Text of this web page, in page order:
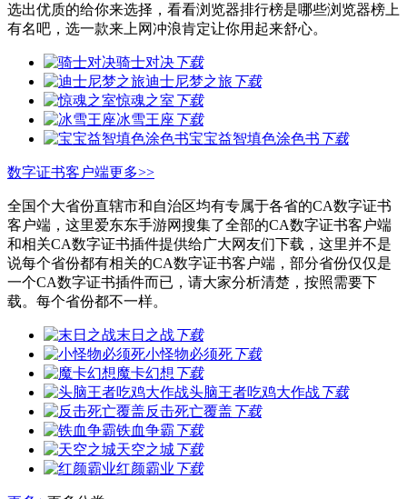
选出优质的给你来选择，看看浏览器排行榜是哪些浏览器榜上
有名吧，选一款来上网冲浪肯定让你用起来舒心。
骑士对决下载
迪士尼梦之旅 下载
惊魂之室 下载
冰雪王座 下载
宝宝益智填色涂色书 下载
数字证书客户端更多>>
全国个大省份直辖市和自治区均有专属于各省的CA数字证书
客户端，这里爱东东手游网搜集了全部的CA数字证书客户端
和相关CA数字证书插件提供给广大网友们下载，这里并不是
说每个省份都有相关的CA数字证书客户端，部分省份仅仅是
一个CA数字证书插件而已，请大家分析清楚，按照需要下
载。每个省份都不一样。
末日之战下载
小怪物必须死下载
魔卡幻想 下载
头脑王者吃鸡大作战下载
反击死亡覆盖 下载
铁血争霸 下载
天空之城下载
红颜霸业 下载